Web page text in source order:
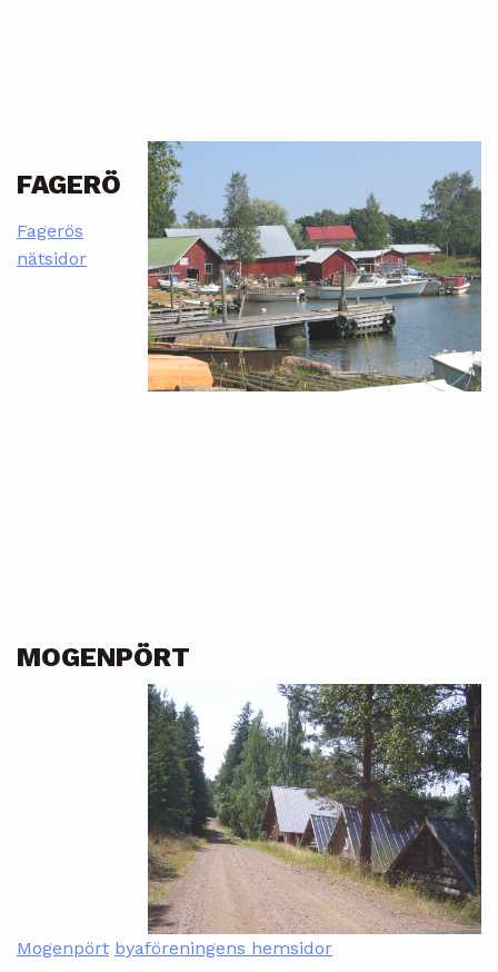
FAGERÖ
Fagerös
nätsidor
MOGENPÖRT
Mogenpört byaföreningens hemsidor